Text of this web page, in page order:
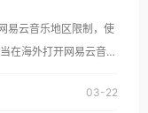
区及版权限制问题，且
「海外用户收听腾讯
易云音乐地区限制，使
03-22